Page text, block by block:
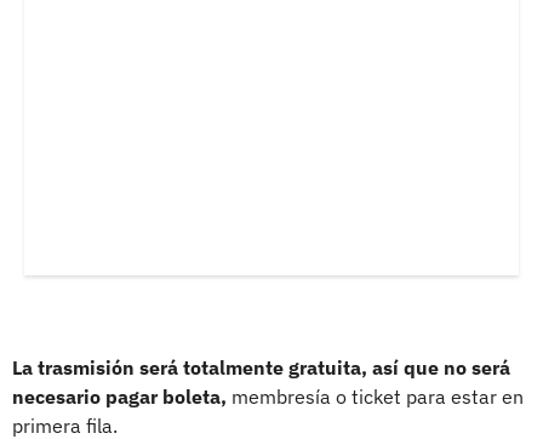
La trasmisión será totalmente gratuita, así que no será
necesario pagar boleta, membresía o ticket para estar en
primera fila.